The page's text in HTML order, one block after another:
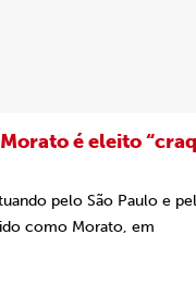
é eleito
pelo São Paulo e
como Morato, em